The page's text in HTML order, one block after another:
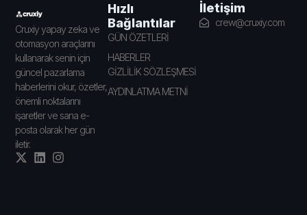
Cruxiy yapay zeka ve
otomasyon araçlarını
kullanarak senin için
güncel pazarlama
haberlerini okur, özetler,
önemli noktalarını
işaretler ve sana e-
posta olarak her gün
iletir.
Hızlı
Bağlantılar
GÜN ÖZETLERİ
HABERLER
GİZLİLİK SÖZLEŞMESİ
AYDINLATMA METNİ
İletişim
crew@cruxiy.com